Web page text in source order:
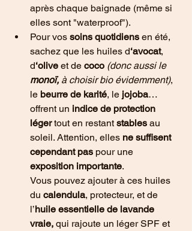
après chaque baignade (même si
elles sont "waterproof").
Pour vos soins quotidiens en été,
sachez que les huiles d‘avocat,
d‘olive et de coco (donc aussi le
monoï, à choisir bio évidemment),
le beurre de karité, le jojoba…
offrent un indice de protection
léger tout en restant stables au
soleil. Attention, elles ne suffisent
cependant pas pour une
exposition importante.
Vous pouvez ajouter à ces huiles
du calendula, protecteur, et de
l’huile essentielle de lavande
vraie, qui rajoute un léger SPF et